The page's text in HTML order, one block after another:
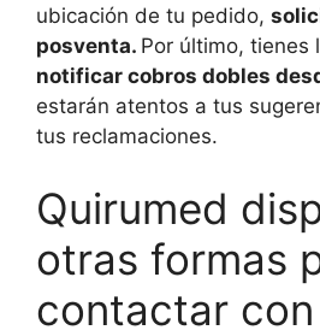
ubicación de tu pedido,
posventa. Por último, tienes
notificar cobros dobles
estarán atentos a tus
tus reclamaciones.
Quirumed
otras formas
contactar